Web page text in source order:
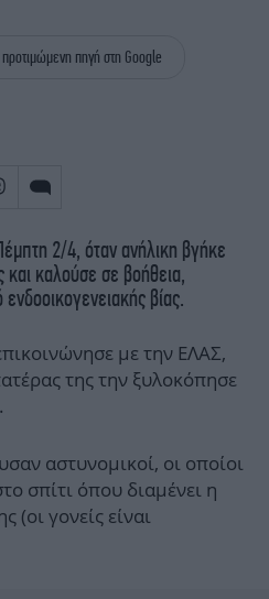
πηγή στη Google
2/4, όταν ανήλικη βγήκε
και καλούσε σε βοήθεια,
βίας.
με την ΕΛΑΣ,
της την ξυλοκόπησε
αστυνομικοί, οι οποίοι
σπίτι όπου διαμένει η
(οι γονείς είναι